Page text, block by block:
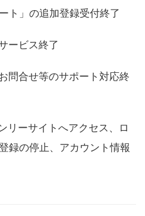
ト」の追加登録受付終了
ービス終了
問合せ等のサポート対応終
リーサイトへアクセス、ロ
録の停止、アカウント情報